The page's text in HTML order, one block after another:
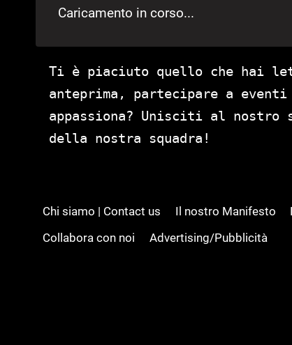
Caricamento in corso...
Ti è piaciuto quello che hai
anteprima, partecipare a
appassiona? Unisciti al
della nostra squadra!
Chi siamo | Contact us Il nostro Manifesto
Collabora con noi
Advertising/Pubblicità